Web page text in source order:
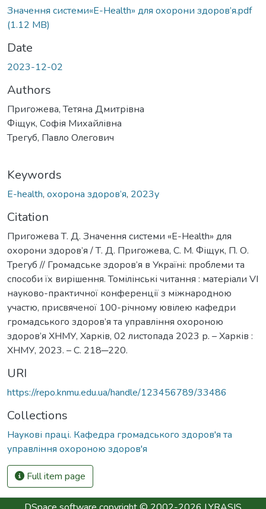
Значення системи«E-Health» для охорони здоров’я.pdf
(1.12 MB)
Date
2023-12-02
Authors
Пригожева, Тетяна Дмитрівна
Фіщук, Софія Михайлівна
Трегуб, Павло Олегович
Keywords
E-health, охорона здоров’я, 2023у
Citation
Пригожева Т. Д. Значення системи «E-Health» для
охорони здоров’я / Т. Д. Пригожева, С. М. Фіщук, П. О.
Трегуб // Громадське здоров’я в Україні: проблеми та
способи їх вирішення. Томілінські читання : матеріали VI
науково-практичної конференції з міжнародною
участю, присвяченої 100-річному ювілею кафедри
громадського здоров’я та управління охороною
здоров’я ХНМУ, Харків, 02 листопада 2023 р. – Харків :
ХНМУ, 2023. – С. 218─220.
URI
https://repo.knmu.edu.ua/handle/123456789/33486
Collections
Наукові праці. Кафедра громадського здоров'я та
управління охороною здоров'я
Full item page